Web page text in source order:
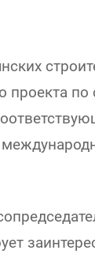
проекта